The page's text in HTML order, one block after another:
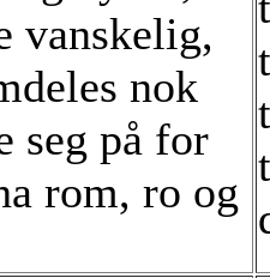
vanskelig,
nok
seg på for
rom, ro og